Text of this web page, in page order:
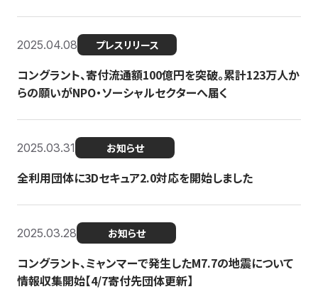
2025.04.08 プレスリリース
コングラント、寄付流通額100億円を突破。累計123万人か
らの願いがNPO・ソーシャルセクターへ届く
2025.03.31 お知らせ
全利用団体に3Dセキュア2.0対応を開始しました
2025.03.28 お知らせ
コングラント、ミャンマーで発生したM7.7の地震について
情報収集開始【4/7寄付先団体更新】